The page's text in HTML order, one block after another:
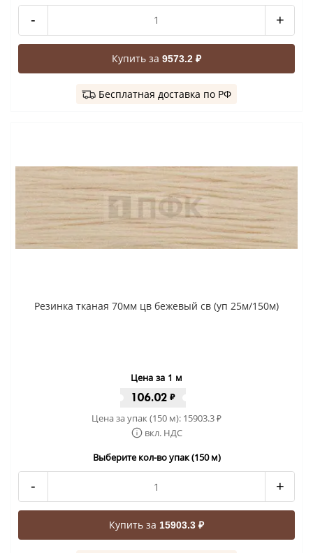
- +
Купить за 9573.2 ₽
Бесплатная доставка по РФ
Резинка тканая 70мм цв бежевый св (уп 25м/150м)
Цена за 1 м
106.02 ₽
Цена за упак (150 м): 15903.3₽
вкл. НДС
Выберите кол-во упак (150 м)
- +
Купить за 15903.3 ₽